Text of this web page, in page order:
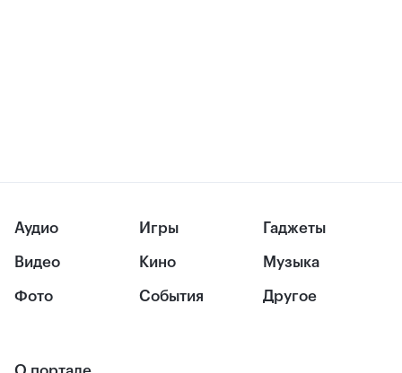
Аудио
Видео
Фото
Игры
Кино
События
Гаджеты
Музыка
Другое